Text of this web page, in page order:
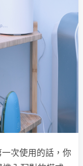
次使用的話，你